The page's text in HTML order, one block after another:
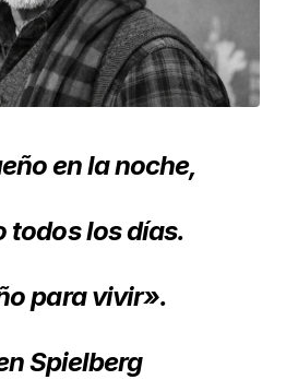
en la noche,
todos los días.
para vivir».
Spielberg